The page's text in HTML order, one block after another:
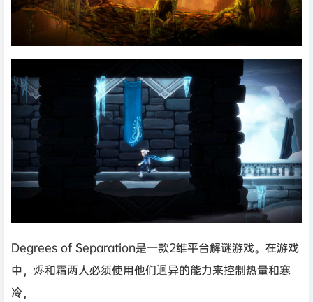
Degrees of Separation是一款2维平台解谜游戏。在游戏
中，烬和霜两人必须使用他们迥异的能力来控制热量和寒
冷，